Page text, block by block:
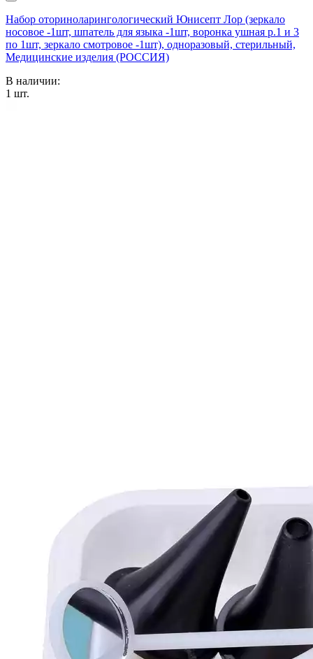
Набор оториноларингологический Юнисепт Лор (зеркало
носовое -1шт, шпатель для языка -1шт, воронка ушная р.1 и 3
по 1шт, зеркало смотровое -1шт), одноразовый, стерильный,
Медицинские изделия (РОССИЯ)
В наличии:
1 шт.